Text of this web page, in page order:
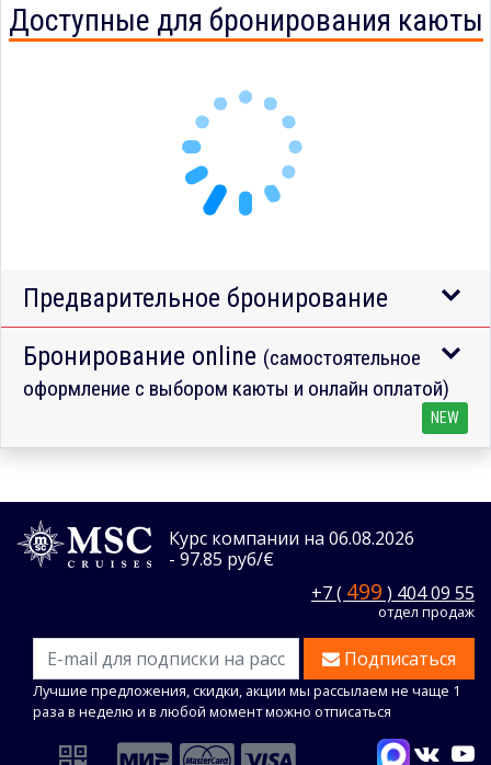
Доступные для бронирования каюты
Предварительное бронирование
Бронирование online (самостоятельное
оформление с выбором каюты и онлайн оплатой)
NEW
Курс компании на 06.08.2026
- 97.85 руб/€
+7 ( 499 ) 404 09 55
отдел продаж
Подписаться
Лучшие предложения, скидки, акции мы рассылаем не чаще 1
раза в неделю и в любой момент можно отписаться